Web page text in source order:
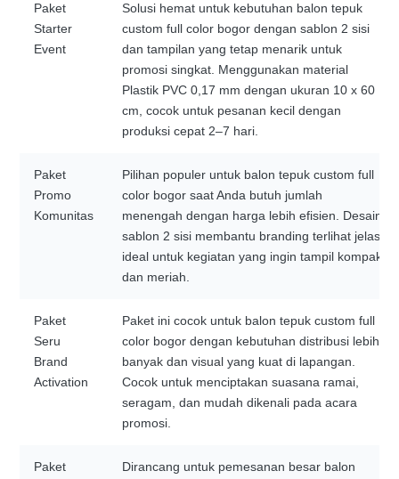
Paket
Starter
Event
Solusi hemat untuk kebutuhan balon tepuk
custom full color bogor dengan sablon 2 sisi
dan tampilan yang tetap menarik untuk
promosi singkat. Menggunakan material
Plastik PVC 0,17 mm dengan ukuran 10 x 60
cm, cocok untuk pesanan kecil dengan
produksi cepat 2–7 hari.
Paket
Promo
Komunitas
Pilihan populer untuk balon tepuk custom full
color bogor saat Anda butuh jumlah
menengah dengan harga lebih efisien. Desain
sablon 2 sisi membantu branding terlihat jelas,
ideal untuk kegiatan yang ingin tampil kompak
dan meriah.
Paket
Seru
Brand
Activation
Paket ini cocok untuk balon tepuk custom full
color bogor dengan kebutuhan distribusi lebih
banyak dan visual yang kuat di lapangan.
Cocok untuk menciptakan suasana ramai,
seragam, dan mudah dikenali pada acara
promosi.
Paket
Dirancang untuk pemesanan besar balon